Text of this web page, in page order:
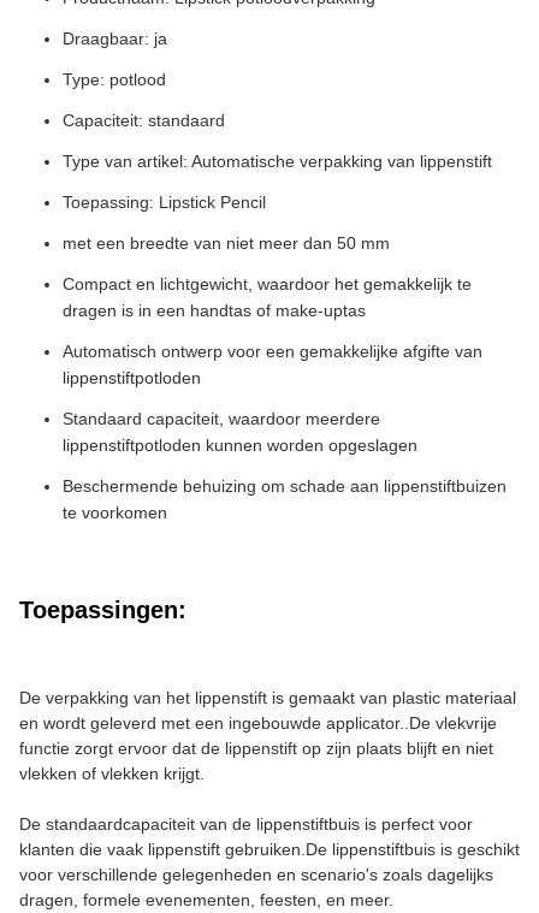
Draagbaar: ja
Type: potlood
Capaciteit: standaard
Type van artikel: Automatische verpakking van lippenstift
Toepassing: Lipstick Pencil
met een breedte van niet meer dan 50 mm
Compact en lichtgewicht, waardoor het gemakkelijk te
dragen is in een handtas of make-uptas
Automatisch ontwerp voor een gemakkelijke afgifte van
lippenstiftpotloden
Standaard capaciteit, waardoor meerdere
lippenstiftpotloden kunnen worden opgeslagen
Beschermende behuizing om schade aan lippenstiftbuizen
te voorkomen
Toepassingen:
De verpakking van het lippenstift is gemaakt van plastic materiaal
en wordt geleverd met een ingebouwde applicator..De vlekvrije
functie zorgt ervoor dat de lippenstift op zijn plaats blijft en niet
vlekken of vlekken krijgt.
De standaardcapaciteit van de lippenstiftbuis is perfect voor
klanten die vaak lippenstift gebruiken.De lippenstiftbuis is geschikt
voor verschillende gelegenheden en scenario's zoals dagelijks
dragen, formele evenementen, feesten, en meer.